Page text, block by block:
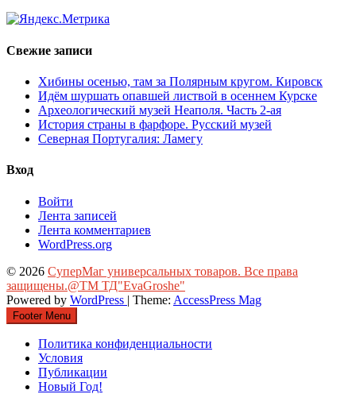
Свежие записи
Хибины осенью, там за Полярным кругом. Кировск
Идём шуршать опавшей листвой в осеннем Курске
Археологический музей Неаполя. Часть 2-ая
История страны в фарфоре. Русский музей
Северная Португалия: Ламегу
Вход
Войти
Лента записей
Лента комментариев
WordPress.org
© 2026 СуперМаг универсальных товаров. Все права
защищены.@ТМ ТД"EvaGroshe"
Powered by WordPress | Theme: AccessPress Mag
Footer Menu
Политика конфиденциальности
Условия
Публикации
Новый Год!